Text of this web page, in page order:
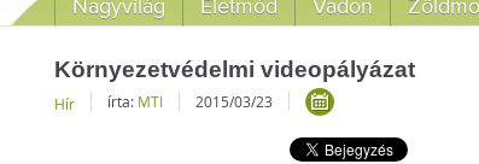
Nagyvilág Életmód Vadon
Környezetvédelmi videopályázat
Hír írta: MTI 2015/03/23